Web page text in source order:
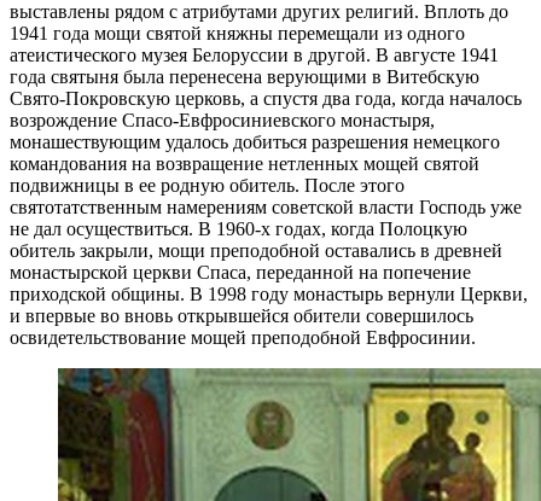
выставлены рядом с атрибутами других религий. Вплоть до
1941 года мощи святой княжны перемещали из одного
атеистического музея Белоруссии в другой. В августе 1941
года святыня была перенесена верующими в Витебскую
Свято-Покровскую церковь, а спустя два года, когда началось
возрождение Спасо-Евфросиниевского монастыря,
монашествующим удалось добиться разрешения немецкого
командования на возвращение нетленных мощей святой
подвижницы в ее родную обитель. После этого
святотатственным намерениям советской власти Господь уже
не дал осуществиться. В 1960-х годах, когда Полоцкую
обитель закрыли, мощи преподобной оставались в древней
монастырской церкви Спаса, переданной на попечение
приходской общины. В 1998 году монастырь вернули Церкви,
и впервые во вновь открывшейся обители совершилось
освидетельствование мощей преподобной Евфросинии.